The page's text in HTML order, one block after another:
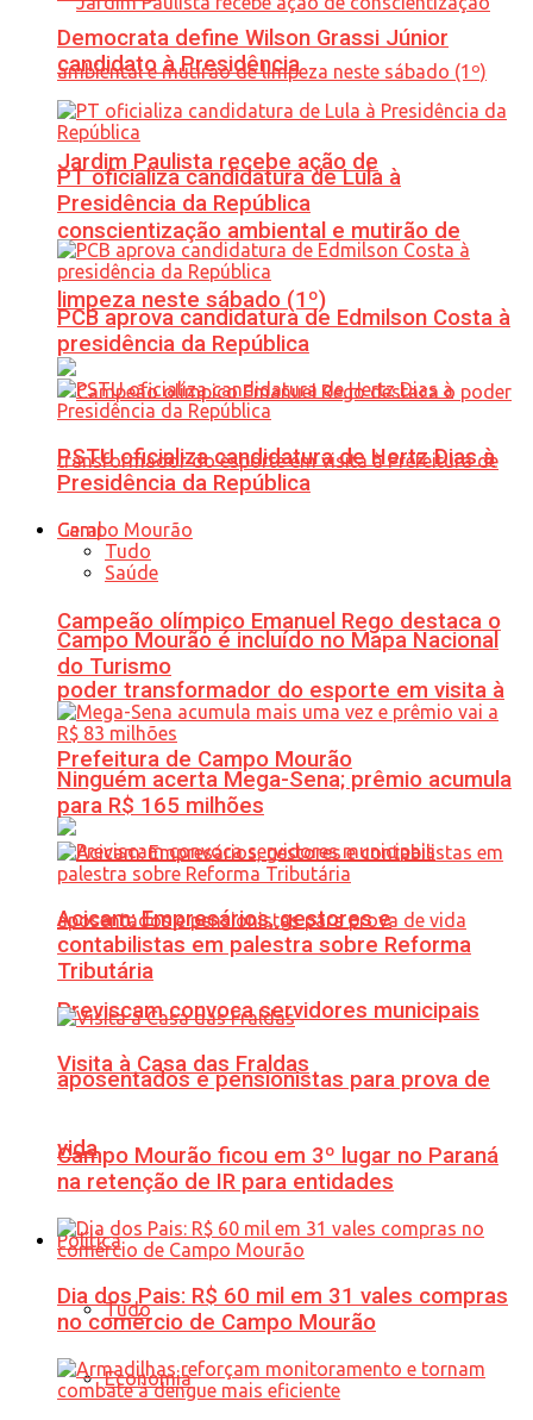
Jardim Paulista recebe ação de
conscientização ambiental e mutirão de
limpeza neste sábado (1º)
Campeão olímpico Emanuel Rego destaca o
poder transformador do esporte em visita à
Prefeitura de Campo Mourão
Previscam convoca servidores municipais
aposentados e pensionistas para prova de
vida
Política
Tudo
Economia
Democrata define Wilson Grassi Júnior
candidato à Presidência
PT oficializa candidatura de Lula à
Presidência da República
PCB aprova candidatura de Edmilson Costa à
presidência da República
PSTU oficializa candidatura de Hertz Dias à
Presidência da República
Geral
Tudo
Saúde
Campo Mourão é incluído no Mapa Nacional
do Turismo
Ninguém acerta Mega-Sena; prêmio acumula
para R$ 165 milhões
Acicam: Empresários, gestores e
contabilistas em palestra sobre Reforma
Tributária
Visita à Casa das Fraldas
Campo Mourão ficou em 3º lugar no Paraná
na retenção de IR para entidades
Dia dos Pais: R$ 60 mil em 31 vales compras
no comércio de Campo Mourão